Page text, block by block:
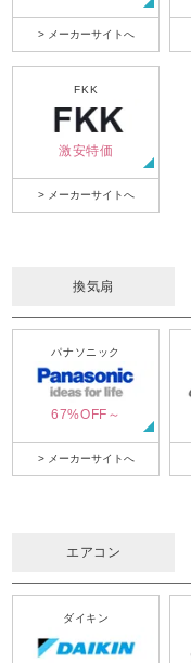
> メーカーサイトへ
FKK
激安特価
> メーカーサイトへ
換気扇
パナソニック
67%OFF～
> メーカーサイトへ
エアコン
ダイキン